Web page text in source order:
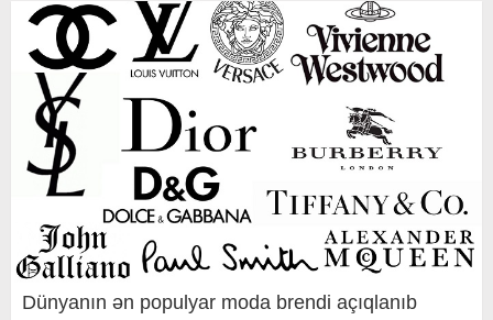
Dünyanın ən populyar moda brendi açıqlanıb